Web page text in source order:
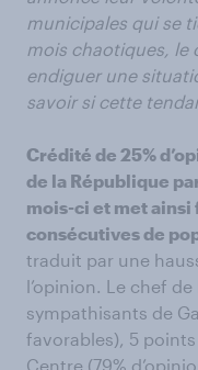
municipales qui se
mois chaotiques, le
endiguer une
savoir si cette
Crédité de 25%
de la République
mois-ci et met ainsi
consécutives de
traduit par une
l’opinion. Le chef
sympathisants de
favorables), 5
Centre (79%